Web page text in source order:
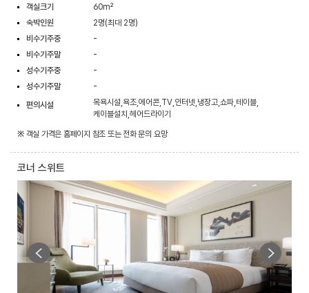
객실크기
60m²
숙박인원
2명(최대 2명)
비수기주중
-
비수기주말
-
성수기주중
-
성수기주말
-
편의시설
목욕시설,욕조,에어콘,TV,인터넷,냉장고,쇼파,테이블,
케이블설치,헤어드라이기
※ 객실 가격은 홈페이지 참조 또는 전화 문의 요망
코너 스위트